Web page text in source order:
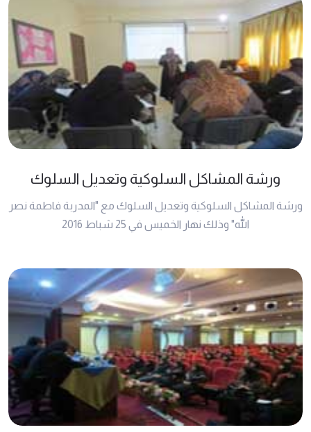
ورشة المشاكل السلوكية وتعديل السلوك
ورشة المشاكل السلوكية وتعديل السلوك مع "المدربة فاطمة نصر
الله" وذلك نهار الخميس في 25 شباط 2016